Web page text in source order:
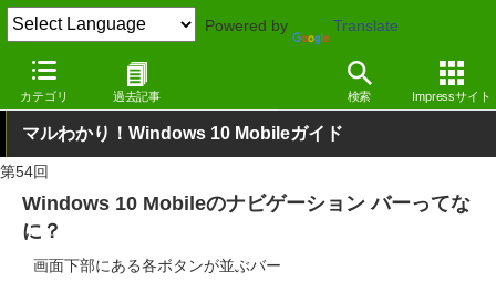
Powered by Translate
カテゴリ 過去記事 検索 Impressサイト
窓の杜 Windows 10 Mobile
マルわかり！Windows 10 Mobileガイド
第54回
Windows 10 Mobileのナビゲーション バーってな
に？
画面下部にある各ボタンが並ぶバー